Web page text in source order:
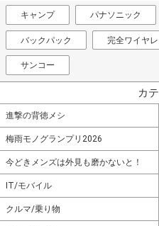
キャンプ パナソニック
バックパック 完全ワイヤ
サンコー
カ
進撃の背徳メシ
梅雨モノグランプリ2026
今どきメンズは外見も磨かないと！
IT/モバイル
クルマ/乗り物